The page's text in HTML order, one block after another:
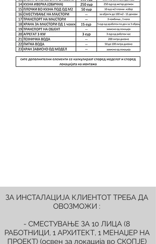
ЗА ИНСТАЛАЦИЈА КЛИЕНТОТ ТРЕБА ДА
ОВОЗМОЖИ :
- СМЕСТУВАЊЕ ЗА 10 ЛИЦА (8
РАБОТНИЦИ, 1 АРХИТЕКТ, 1 МЕНАЏЕР НА
ПРОЕКТ) (освен за локација во СКОПЈЕ)